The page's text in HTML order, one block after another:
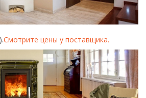
Смотрите цены у поставщика.